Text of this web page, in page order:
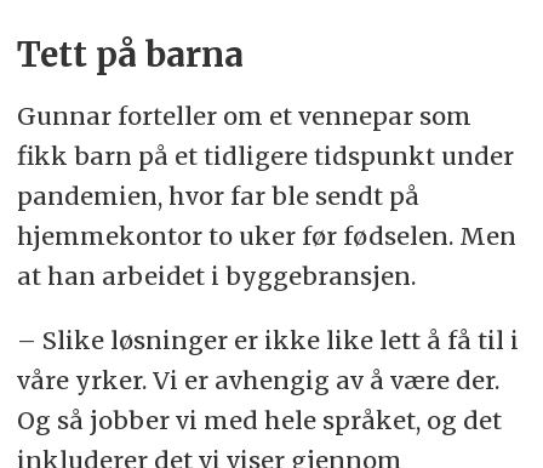
Tett på barna
Gunnar forteller om et vennepar som
fikk barn på et tidligere tidspunkt under
pandemien, hvor far ble sendt på
hjemmekontor to uker før fødselen. Men
at han arbeidet i byggebransjen.
– Slike løsninger er ikke like lett å få til i
våre yrker. Vi er avhengig av å være der.
Og så jobber vi med hele språket, og det
inkluderer det vi viser gjennom